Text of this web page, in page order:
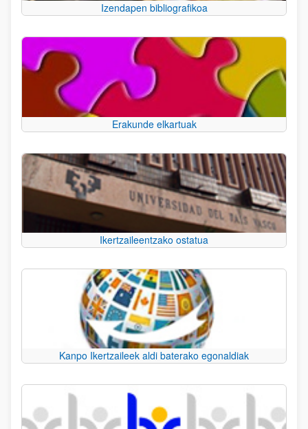
Izendapen bibliografikoa
Erakunde elkartuak
Ikertzaileentzako ostatua
Kanpo Ikertzaileek aldi baterako egonaldiak